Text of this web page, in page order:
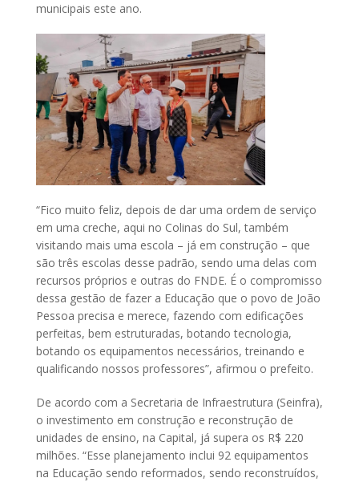
municipais este ano.
“Fico muito feliz, depois de dar uma ordem de serviço
em uma creche, aqui no Colinas do Sul, também
visitando mais uma escola – já em construção – que
são três escolas desse padrão, sendo uma delas com
recursos próprios e outras do FNDE. É o compromisso
dessa gestão de fazer a Educação que o povo de João
Pessoa precisa e merece, fazendo com edificações
perfeitas, bem estruturadas, botando tecnologia,
botando os equipamentos necessários, treinando e
qualificando nossos professores”, afirmou o prefeito.
De acordo com a Secretaria de Infraestrutura (Seinfra),
o investimento em construção e reconstrução de
unidades de ensino, na Capital, já supera os R$ 220
milhões. “Esse planejamento inclui 92 equipamentos
na Educação sendo reformados, sendo reconstruídos,